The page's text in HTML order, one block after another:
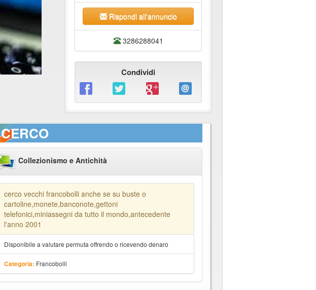
Rispondi all'annuncio
3286288041
Condividi
CERCO
Collezionismo e Antichità
cerco vecchi francobolli anche se su buste o
cartoline,monete,banconote,gettoni
telefonici,miniassegni da tutto il mondo,antecedente
l'anno 2001
Disponibile a valutare permuta offrendo o ricevendo denaro
Categoria: Francobolli